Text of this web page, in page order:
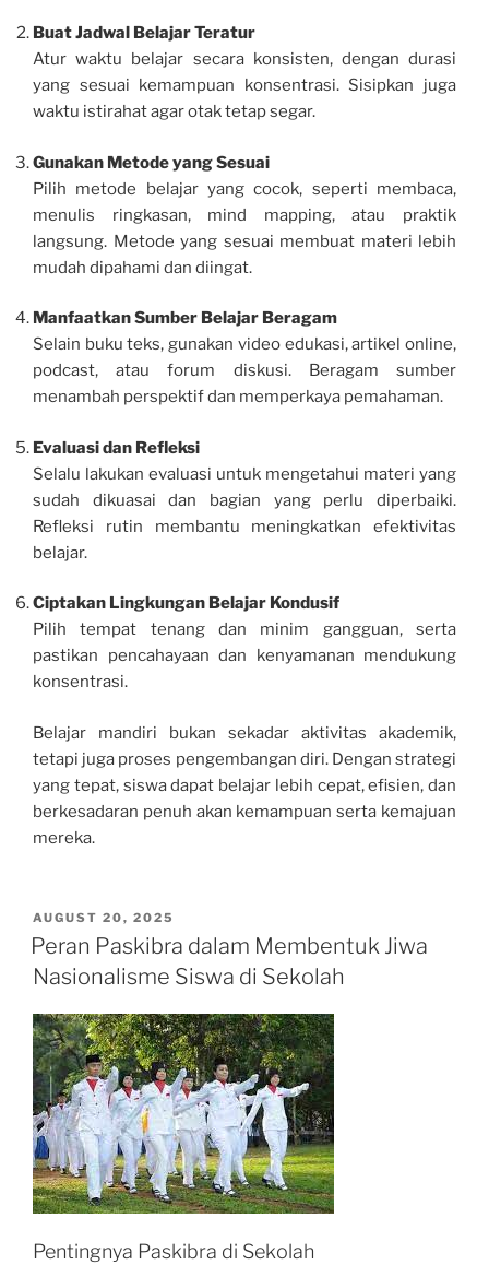
Buat Jadwal Belajar Teratur
Atur waktu belajar secara konsisten, dengan durasi
yang sesuai kemampuan konsentrasi. Sisipkan juga
waktu istirahat agar otak tetap segar.
Gunakan Metode yang Sesuai
Pilih metode belajar yang cocok, seperti membaca,
menulis ringkasan, mind mapping, atau praktik
langsung. Metode yang sesuai membuat materi lebih
mudah dipahami dan diingat.
Manfaatkan Sumber Belajar Beragam
Selain buku teks, gunakan video edukasi, artikel online,
podcast, atau forum diskusi. Beragam sumber
menambah perspektif dan memperkaya pemahaman.
Evaluasi dan Refleksi
Selalu lakukan evaluasi untuk mengetahui materi yang
sudah dikuasai dan bagian yang perlu diperbaiki.
Refleksi rutin membantu meningkatkan efektivitas
belajar.
Ciptakan Lingkungan Belajar Kondusif
Pilih tempat tenang dan minim gangguan, serta
pastikan pencahayaan dan kenyamanan mendukung
konsentrasi.
Belajar mandiri bukan sekadar aktivitas akademik,
tetapi juga proses pengembangan diri. Dengan strategi
yang tepat, siswa dapat belajar lebih cepat, efisien, dan
berkesadaran penuh akan kemampuan serta kemajuan
mereka.
POSTED
ON
AUGUST 20, 2025
Peran Paskibra dalam Membentuk Jiwa
Nasionalisme Siswa di Sekolah
Pentingnya Paskibra di Sekolah